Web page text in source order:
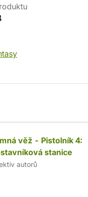
věž - Pistolník 4:
stanice
autorů